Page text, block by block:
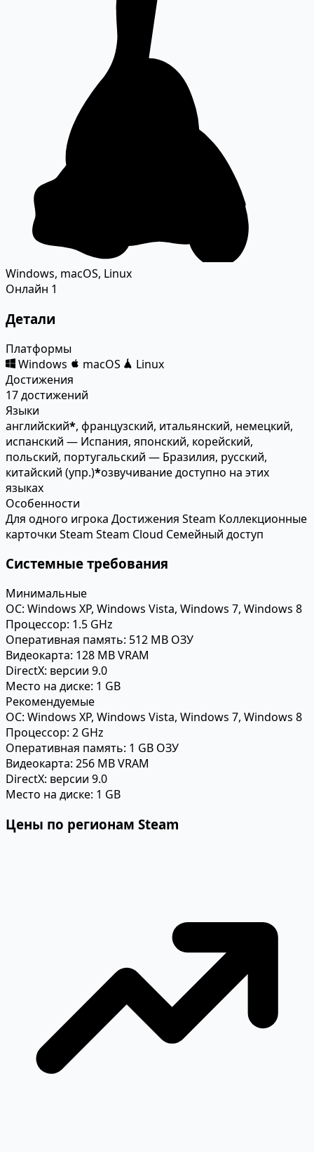
Windows, macOS, Linux
Онлайн 1
Детали
Платформы
Windows
macOS
Linux
Достижения
17 достижений
Языки
английский*, французский, итальянский, немецкий,
испанский — Испания, японский, корейский,
польский, португальский — Бразилия, русский,
китайский (упр.)*озвучивание доступно на этих
языках
Особенности
Для одного игрока Достижения Steam Коллекционные
карточки Steam Steam Cloud Семейный доступ
Системные требования
Минимальные
ОС: Windows XP, Windows Vista, Windows 7, Windows 8
Процессор: 1.5 GHz
Оперативная память: 512 MB ОЗУ
Видеокарта: 128 MB VRAM
DirectX: версии 9.0
Место на диске: 1 GB
Рекомендуемые
ОС: Windows XP, Windows Vista, Windows 7, Windows 8
Процессор: 2 GHz
Оперативная память: 1 GB ОЗУ
Видеокарта: 256 MB VRAM
DirectX: версии 9.0
Место на диске: 1 GB
Цены по регионам Steam